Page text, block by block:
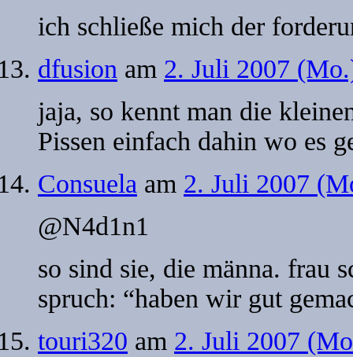
ich schließe mich der
dfusion am 2. Juli 2007
jaja, so kennt man die
Pissen einfach dahin wo es
Consuela am 2. Juli 2007
@N4d1n1
so sind sie, die männa. frau
spruch: “haben wir gut
touri320 am 2. Juli 2007